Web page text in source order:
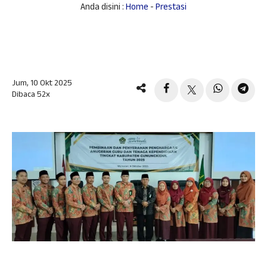
Anda disini :Home -Prestasi
Jum, 10 Okt 2025
Dibaca 52x